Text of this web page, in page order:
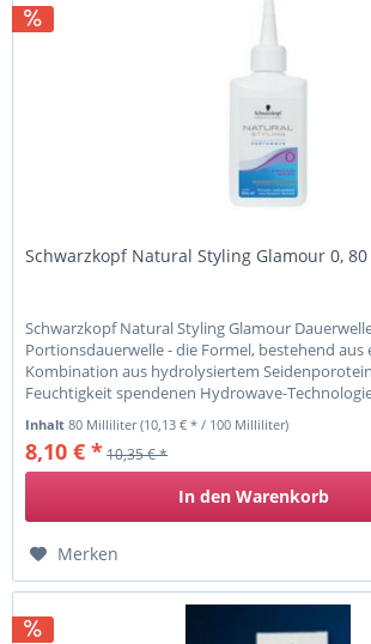
Schwarzkopf Natural Styling Glamour 0,
Schwarzkopf Natural Styling Glamour
Portionsdauerwelle - die Formel, bestehend aus
Kombination aus hydrolysiertem
Feuchtigkeit spendenen Hydrowave-
Inhalt80 Milliliter(10,13 € * / 100 Milliliter)
8,10 € *10,35 € *
In den Warenkorb
Merken